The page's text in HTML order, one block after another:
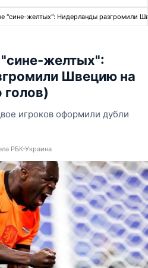
"сине-желтых": Нидерланды разгромили
"сине-желтых":
Швецию на
игроков оформили дубли
РБК-Украина